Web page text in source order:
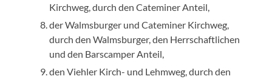
Kirchweg, durch den Cateminer Anteil,
der Walmsburger und Cateminer Kirchweg,
durch den Walmsburger, den Herrschaftlichen
und den Barscamper Anteil,
den Viehler Kirch- und Lehmweg, durch den